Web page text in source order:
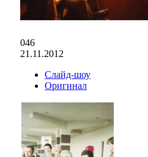
046
21.11.2012
Слайд-шоу
Оригинал